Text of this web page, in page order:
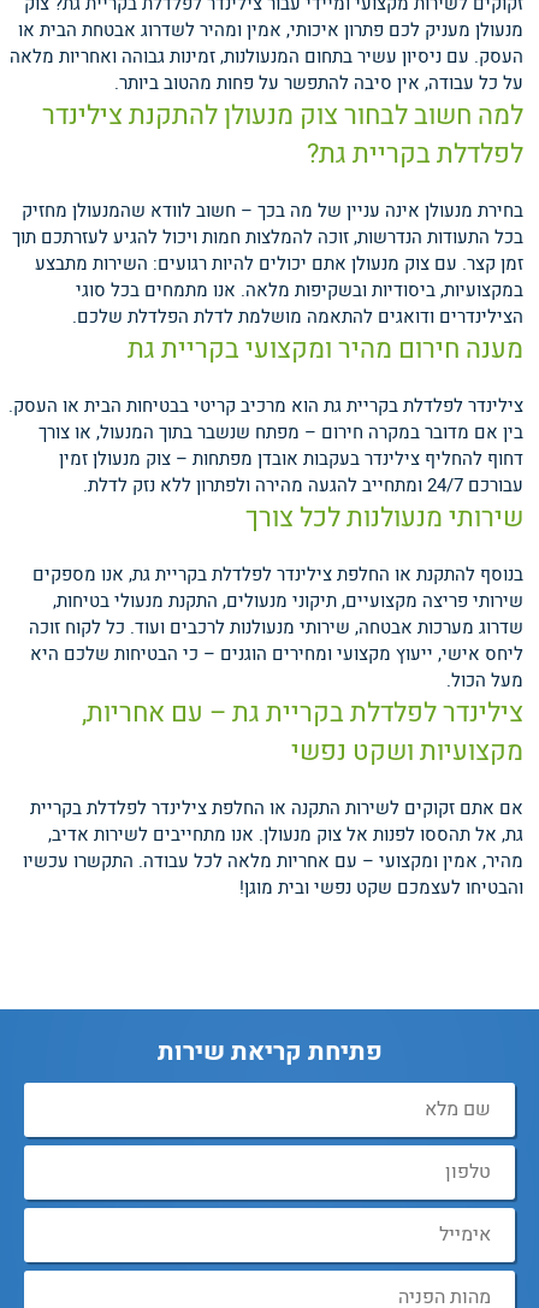
מנעולן מעניק לכם פתרון איכותי, אמין ומהיר לשדרוג אבטחת הבית או
העסק. עם ניסיון עשיר בתחום המנעולנות, זמינות גבוהה ואחריות מלאה
על כל עבודה, אין סיבה להתפשר על פחות מהטוב ביותר.
למה חשוב לבחור צוק מנעולן להתקנת צילינדר
לפלדלת בקריית גת?
בחירת מנעולן אינה עניין של מה בכך – חשוב לוודא שהמנעולן מחזיק
בכל התעודות הנדרשות, זוכה להמלצות חמות ויכול להגיע לעזרתכם תוך
זמן קצר. עם צוק מנעולן אתם יכולים להיות רגועים: השירות מתבצע
במקצועיות, ביסודיות ובשקיפות מלאה. אנו מתמחים בכל סוגי
הצילינדרים ודואגים להתאמה מושלמת לדלת הפלדלת שלכם.
מענה חירום מהיר ומקצועי בקריית גת
צילינדר לפלדלת בקריית גת הוא מרכיב קריטי בבטיחות הבית או העסק.
בין אם מדובר במקרה חירום – מפתח שנשבר בתוך המנעול, או צורך
דחוף להחליף צילינדר בעקבות אובדן מפתחות – צוק מנעולן זמין
עבורכם 24/7 ומתחייב להגעה מהירה ולפתרון ללא נזק לדלת.
שירותי מנעולנות לכל צורך
בנוסף להתקנת או החלפת צילינדר לפלדלת בקריית גת, אנו מספקים
שירותי פריצה מקצועיים, תיקוני מנעולים, התקנת מנעולי בטיחות,
שדרוג מערכות אבטחה, שירותי מנעולנות לרכבים ועוד. כל לקוח זוכה
ליחס אישי, ייעוץ מקצועי ומחירים הוגנים – כי הבטיחות שלכם היא
מעל הכול.
צילינדר לפלדלת בקריית גת – עם אחריות,
מקצועיות ושקט נפשי
אם אתם זקוקים לשירות התקנה או החלפת צילינדר לפלדלת בקריית
גת, אל תהססו לפנות אל צוק מנעולן. אנו מתחייבים לשירות אדיב,
מהיר, אמין ומקצועי – עם אחריות מלאה לכל עבודה. התקשרו עכשיו
והבטיחו לעצמכם שקט נפשי ובית מוגן!
פתיחת קריאת שירות